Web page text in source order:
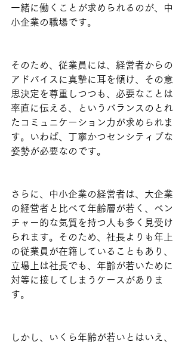
一緒に働くことが求められるのが、中
小企業の職場です。
そのため、従業員には、経営者からの
アドバイスに真摯に耳を傾け、その意
思決定を尊重しつつも、必要なことは
率直に伝える、というバランスのとれ
たコミュニケーション力が求められま
す。いわば、丁寧かつセンシティブな
姿勢が必要なのです。
さらに、中小企業の経営者は、大企業
の経営者と比べて年齢層が若く、ベン
チャー的な気質を持つ人も多く見受け
られます。そのため、社長よりも年上
の従業員が在籍していることもあり、
立場上は社長でも、年齢が若いために
対等に接してしまうケースがありま
す。
しかし、いくら年齢が若いとはいえ、